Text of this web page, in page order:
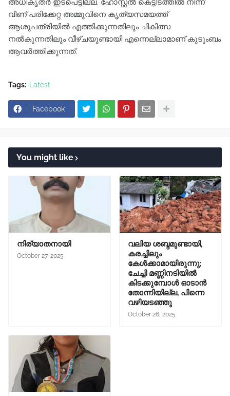
അധികൃതർ ഇടപെട്ടില്ല. ഹോസ്റ്റൽ കെട്ടിടത്തിൽ നിന്ന്
വീണ് പരിക്കേറ്റ അമ്മുവിനെ കൃത്യസമയത്ത്
ആശുപത്രിയിൽ എത്തിക്കുന്നതിലും ചികിത്സ
നൽകുന്നതിലും വീഴ്ചയുണ്ടായി എന്നെല്ലാമാണ് കുടുംബം
ആവർത്തിക്കുന്നത്.
Tags: Latest
Facebook
You might like
നിര്യാതനായി
October 27, 2025
വലിയ ശബ്ദമുണ്ടായി,
കരച്ചിലും
കേൾക്കാമായിരുന്നു;
ചേച്ചി മണ്ണിനടിയിൽ
കിടക്കുമ്പോൾ ഓടാൻ
തോന്നിയില്ല, പിന്നെ
വഴിയടഞ്ഞു
October 26, 2025